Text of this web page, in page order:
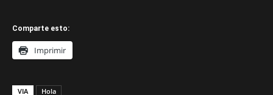
Comparte esto:
Imprimir
VIA Hola